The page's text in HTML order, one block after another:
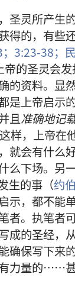
圣灵所产
得的，有些
3:23-38；
帝的圣灵会
的资料。显
是上帝启示
且准确地记
样，上帝在
就会有什么
么下场。另
生的事（约
示，都不能
者。执笔者
成的圣经，
确保写下来
力量的……